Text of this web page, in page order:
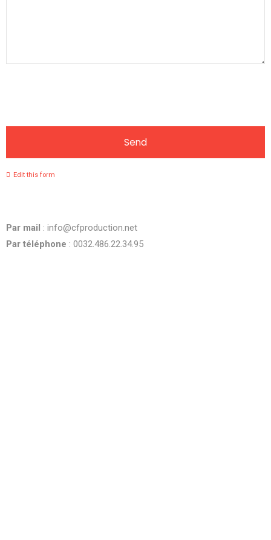
Send
This
left
blank
Edit this form
Par mail : info@cfproduction.net
Par téléphone : 0032.486.22.34.95